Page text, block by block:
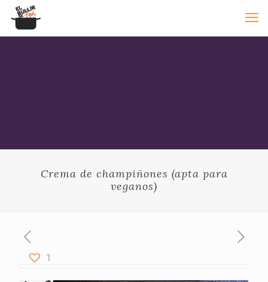
Crema de champiñones (apta para
veganos)
1